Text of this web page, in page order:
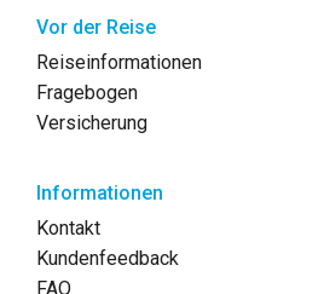
Vor der Reise
Reiseinformationen
Fragebogen
Versicherung
Informationen
Kontakt
Kundenfeedback
FAQ